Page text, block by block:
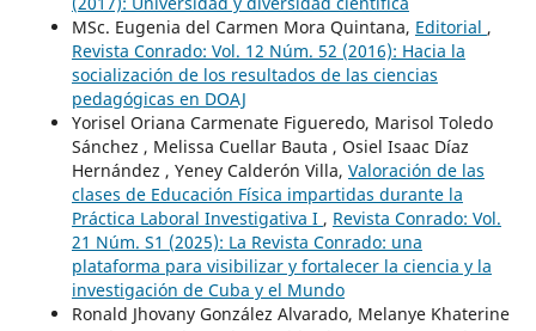
MSc. Eugenia del Carmen Mora Quintana, Editorial ,
Revista Conrado: Vol. 12 Núm. 52 (2016): Hacia la
socialización de los resultados de las ciencias
pedagógicas en DOAJ
Yorisel Oriana Carmenate Figueredo, Marisol Toledo
Sánchez , Melissa Cuellar Bauta , Osiel Isaac Díaz
Hernández , Yeney Calderón Villa, Valoración de las
clases de Educación Física impartidas durante la
Práctica Laboral Investigativa I , Revista Conrado: Vol.
21 Núm. S1 (2025): La Revista Conrado: una
plataforma para visibilizar y fortalecer la ciencia y la
investigación de Cuba y el Mundo
Ronald Jhovany González Alvarado, Melanye Khaterine